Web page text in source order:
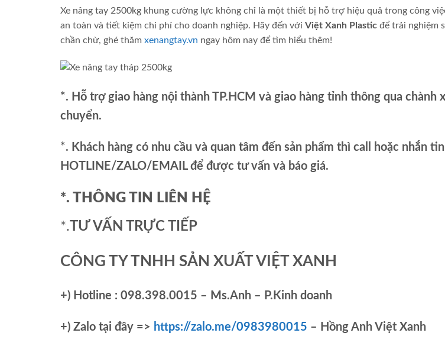
Xe nâng tay 2500kg khung cường lực không chỉ là một thiết bị hỗ trợ hiệu quả trong công
an toàn và tiết kiệm chi phí cho doanh nghiệp. Hãy đến với Việt Xanh Plastic để trải nghiệm
chần chừ, ghé thăm xenangtay.vn ngay hôm nay để tìm hiểu thêm!
*. Hỗ trợ giao hàng nội thành TP.HCM và giao hàng tỉnh thông qua chành
chuyển.
*. Khách hàng có nhu cầu và quan tâm đến sản phẩm thì call hoặc nhắn
HOTLINE/ZALO/EMAIL để được tư vấn và báo giá.
*. THÔNG TIN LIÊN HỆ
*.TƯ VẤN TRỰC TIẾP
CÔNG TY TNHH SẢN XUẤT VIỆT XANH
+) Hotline : 098.398.0015 – Ms.Anh – P.Kinh doanh
+) Zalo tại đây => https://zalo.me/0983980015 – Hồng Anh Việt Xanh